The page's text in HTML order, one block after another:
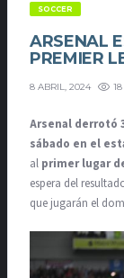
SOCCER
ARSENAL
PREMIER
8 ABRIL, 2024 18
Arsenal derrotó
sábado en el
al primer lugar
espera del
que jugarán el